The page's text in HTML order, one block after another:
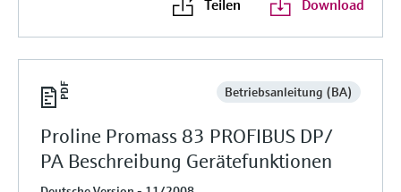
Teilen Download
Betriebsanleitung (BA)
Proline Promass 83 PROFIBUS DP/
PA Beschreibung Gerätefunktionen